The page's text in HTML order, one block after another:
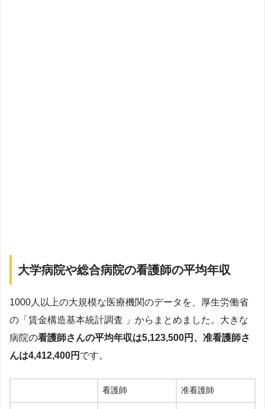
大学病院や総合病院の看護師の平均年収
1000人以上の大規模な医療機関のデータを、厚生労働省
の「賃金構造基本統計調査 」からまとめました。大きな
病院の看護師さんの平均年収は5,123,500円、准看護師さ
んは4,412,400円 です。
看護師 准看護師